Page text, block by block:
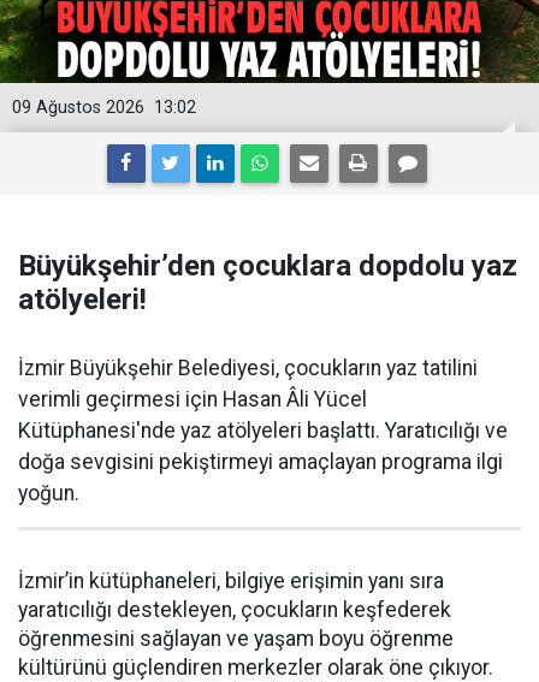
13:02
09 Ağustos 2026
Büyükşehir’den çocuklara dopdolu yaz
atölyeleri!
İzmir Büyükşehir Belediyesi, çocukların yaz tatilini
verimli geçirmesi için Hasan Âli Yücel
Kütüphanesi'nde yaz atölyeleri başlattı. Yaratıcılığı ve
doğa sevgisini pekiştirmeyi amaçlayan programa ilgi
yoğun.
İzmir’in kütüphaneleri, bilgiye erişimin yanı sıra
yaratıcılığı destekleyen, çocukların keşfederek
öğrenmesini sağlayan ve yaşam boyu öğrenme
kültürünü güçlendiren merkezler olarak öne çıkıyor.